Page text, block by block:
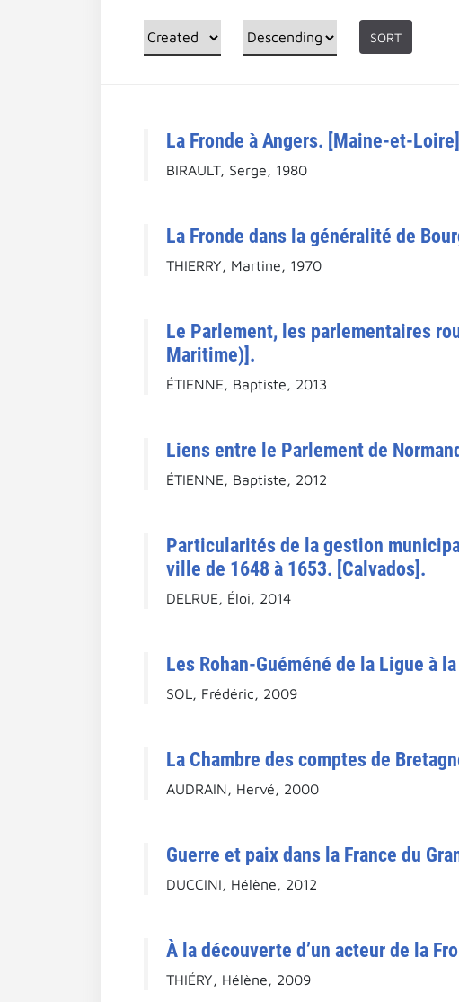
SORT
La Fronde à Angers. [Maine-et-
BIRAULT, Serge, 1980
La Fronde dans la généralité de
THIERRY, Martine, 1970
Le Parlement, les parlementaires
Maritime)].
ÉTIENNE, Baptiste, 2013
Liens entre le Parlement de
ÉTIENNE, Baptiste, 2012
Particularités de la gestion
ville de 1648 à 1653. [Calvados].
DELRUE, Éloi, 2014
Les Rohan-Guéméné de la Ligue à
SOL, Frédéric, 2009
La Chambre des comptes de
AUDRAIN, Hervé, 2000
Guerre et paix dans la France du
DUCCINI, Hélène, 2012
À la découverte d’un acteur de la
THIÉRY, Hélène, 2009